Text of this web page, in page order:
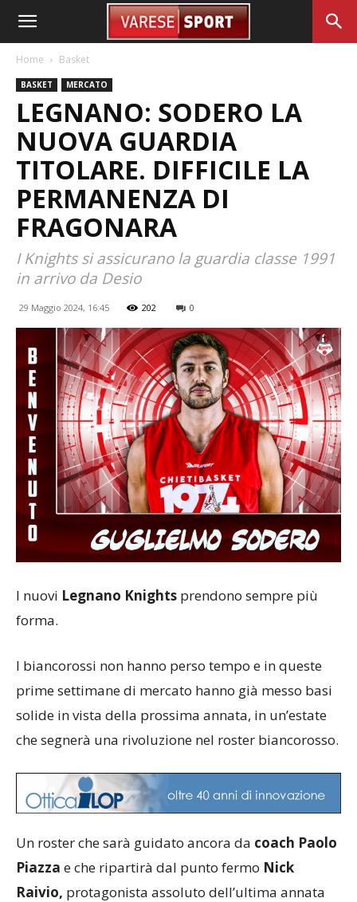
Home Basket
BASKET MERCATO
LEGNANO: SODERO LA
NUOVA GUARDIA
TITOLARE. DIFFICILE LA
PERMANENZA DI
FRAGONARA
I Knights si assicurano la guardia classe 1991
in arrivo da Desio
29 Maggio 2024, 16:45 202 0
I nuovi Legnano Knights prendono sempre più
forma.
I biancorossi non hanno perso tempo e in queste
prime settimane di mercato hanno già messo basi
solide in vista della prossima annata, in un’estate
che segnerà una rivoluzione nel roster biancorosso.
Un roster che sarà guidato ancora da coach Paolo
Piazza e che ripartirà dal punto fermo Nick
Raivio, protagonista assoluto dell’ultima annata